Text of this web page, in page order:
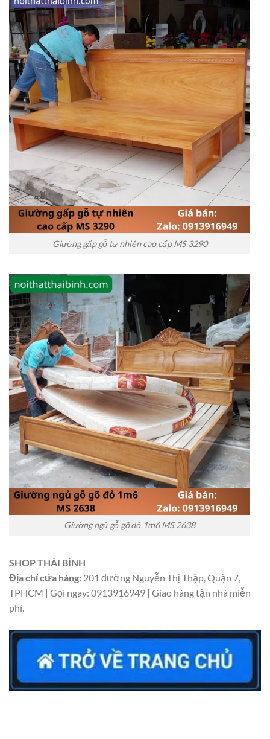
Giường gấp gỗ tự nhiên cao cấp MS 3290
Giường ngủ gỗ gõ đỏ 1m6 MS 2638
SHOP THÁI BÌNH
Địa chỉ cửa hàng: 201 đường Nguyễn Thị Thập, Quận 7,
TPHCM | Gọi ngay: 0913916949 | Giao hàng tận nhà miễn
phí.